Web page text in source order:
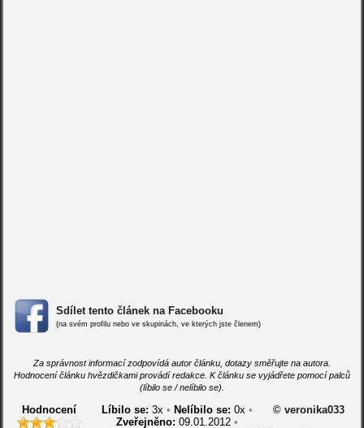
Sdílet tento článek na Facebooku
(na svém profilu nebo ve skupinách, ve kterých jste členem)
Za správnost informací zodpovídá autor článku, dotazy směřujte na autora.
Hodnocení článku hvězdičkami provádí redakce. K článku se vyjádřete pomocí palců
(líbilo se / nelíbilo se).
© veronika033
Hodnocení Líbilo se: 3x• Nelíbilo se: 0x•
Zveřejněno: 09.01.2012•